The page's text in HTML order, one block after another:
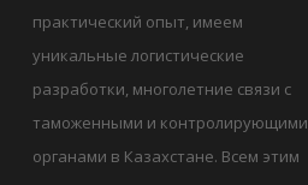
практический опыт, имеем
уникальные логистические
разработки, многолетние связи с
таможенными и контролирующими
органами в Казахстане. Всем этим